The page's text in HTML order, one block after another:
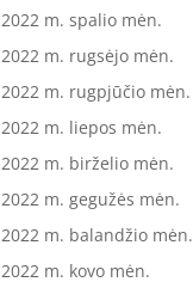
2022 m. spalio mėn.
2022 m. rugsėjo mėn.
2022 m. rugpjūčio mėn.
2022 m. liepos mėn.
2022 m. birželio mėn.
2022 m. gegužės mėn.
2022 m. balandžio mėn.
2022 m. kovo mėn.